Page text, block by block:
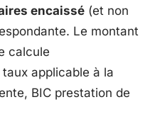
encaissé (et non
Le montant
calcule
applicable à la
BIC prestation de